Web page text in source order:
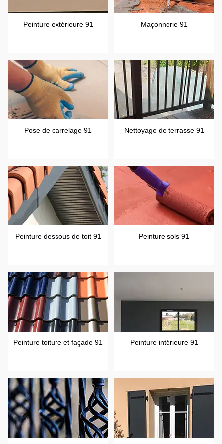
Peinture extérieure 91 Maçonnerie 91
Pose de carrelage 91 Nettoyage de terrasse 91
Peinture dessous de toit 91 Peinture sols 91
Peinture toiture et façade 91 Peinture intérieure 91